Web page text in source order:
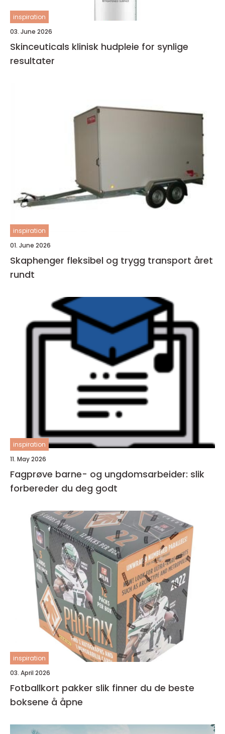
inspiration
03. June 2026
Skinceuticals klinisk hudpleie for synlige
resultater
inspiration
01. June 2026
Skaphenger fleksibel og trygg transport året
rundt
inspiration
11. May 2026
Fagprøve barne- og ungdomsarbeider: slik
forbereder du deg godt
inspiration
03. April 2026
Fotballkort pakker slik finner du de beste
boksene å åpne